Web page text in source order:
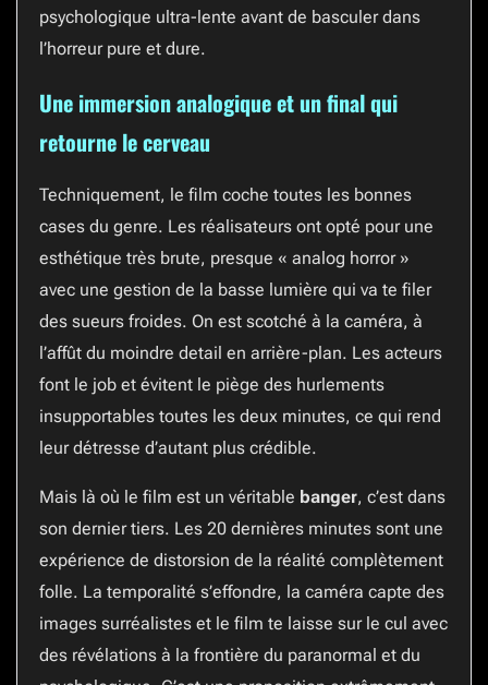
psychologique ultra-lente avant de basculer dans
l’horreur pure et dure.
Une immersion analogique et un final qui
retourne le cerveau
Techniquement, le film coche toutes les bonnes
cases du genre. Les réalisateurs ont opté pour une
esthétique très brute, presque « analog horror »
avec une gestion de la basse lumière qui va te filer
des sueurs froides. On est scotché à la caméra, à
l’affût du moindre detail en arrière-plan. Les acteurs
font le job et évitent le piège des hurlements
insupportables toutes les deux minutes, ce qui rend
leur détresse d’autant plus crédible.
Mais là où le film est un véritable banger, c’est dans
son dernier tiers. Les 20 dernières minutes sont une
expérience de distorsion de la réalité complètement
folle. La temporalité s’effondre, la caméra capte des
images surréalistes et le film te laisse sur le cul avec
des révélations à la frontière du paranormal et du